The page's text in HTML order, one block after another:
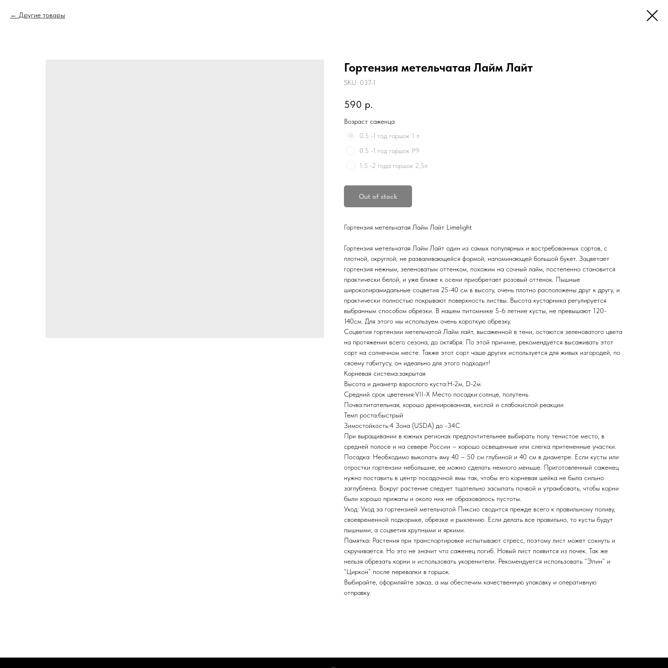
Другие товары
Гортензия метельчатая Лайм Лайт
SKU: 037-1
590 р.
Возраст саженца
0.5 -1 год горшок 1 л
0.5 -1 год горшок Р9
1.5 -2 года горшок 2,5л
Out of stock
Гортензия метельчатая Лайм Лайт Limelight
Гортензия метельчатая Лайм Лайт один из самых популярных и востребованных сортов, с
плотной, округлой, не разваливающейся формой, напоминающей большой букет. Зацветает
гортензия нежным, зеленоватым оттенком, похожим на сочный лайм, постепенно становится
практически белой, и уже ближе к осени приобретает розовый оттенок. Пышные
широкопирамидальные соцветия 25-40 см в высоту, очень плотно расположены друг к другу, и
практически полностью покрывают поверхность листвы. Высота кустарника регулируется
выбранным способом обрезки. В нашем питомнике 5-6 летние кусты, не превышают 120-
140см. Для этого мы используем очень короткую обрезку.
Соцветия гортензии метельчатой Лайм лайт, высаженной в тени, остаются зеленоватого цвета
на протяжении всего сезона, до октября. По этой причине, рекомендуется высаживать этот
сорт на солнечном месте. Также этот сорт чаше других используется для живых изгородей, по
своему габитусу, он идеально для этого подходит!
Корневая система:закрытая
Высота и диаметр взрослого куста:Н-2м, D-2м
Средний срок цветения:VII-X Место посадки:солнце, полутень
Почва:питательная, хорошо дренированная, кислой и слабокислой реакции
Темп роста:быстрый
Зимостойкость:4 Зона (USDA) до -34С
При выращивании в южных регионах предпочтительнее выбирать полу тенистое место, в
средней полосе и на севере России – хорошо освещенные или слегка притененные участки.
Посадка: Необходимо выкопать яму 40 – 50 см глубиной и 40 см в диаметре. Если кусты или
отростки гортензии небольшие, ее можно сделать немного меньше. Приготовленный саженец
нужно поставить в центр посадочной ямы так, чтобы его корневая шейка не была сильно
заглублена. Вокруг растение следует тщательно засыпать почвой и утрамбовать, чтобы корни
были хорошо прижаты и около них не образовалось пустоты.
Уход: Уход за гортензией метельчатой Пиксио сводится прежде всего к правильному поливу,
своевременной подкормке, обрезке и рыхлению. Если делать все правильно, то кусты будут
пышными, а соцветия крупными и яркими.
Памятка: Растения при транспортировке испытывают стресс, поэтому лист может сохнуть и
скручивается. Но это не значит что саженец погиб. Новый лист появится из почек. Так же
нельзя обрезать корни и использовать укоренители. Рекомендуется использовать “Эпин” и
“Циркон” после перевалки в горшок.
Выбирайте, оформляйте заказ, а мы обеспечим качественную упаковку и оперативную
отправку.